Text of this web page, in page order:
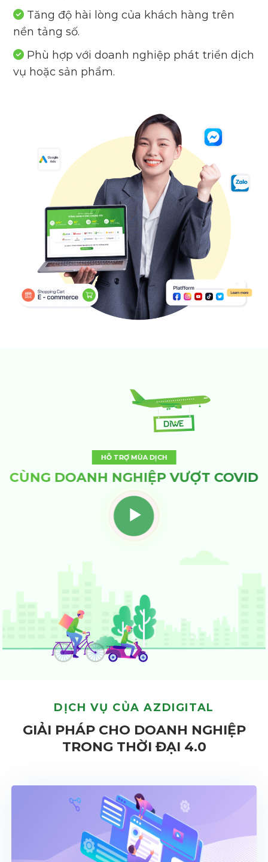
Tăng độ hài lòng của khách hàng trên
nền tảng số.
Phù hợp với doanh nghiệp phát triển dịch
vụ hoặc sản phẩm.
HỖ TRỢ MÙA DỊCH
CÙNG DOANH NGHIỆP VƯỢT COVID
DỊCH VỤ CỦA AZDIGITAL
GIẢI PHÁP CHO DOANH NGHIỆP
TRONG THỜI ĐẠI 4.0